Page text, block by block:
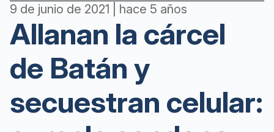
9 de junio de 2021 | hace 5 años
Allanan la cárcel
de Batán y
secuestran celular: